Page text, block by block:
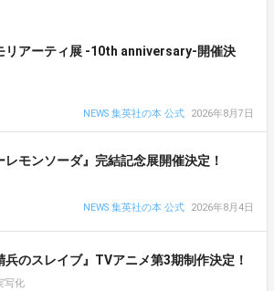
リアーティ展 -10th anniversary-開催決
NEWS 集英社の本 公式
2026年8月7日
レモンソーダ』完結記念展開催決定！
NEWS 集英社の本 公式
2026年8月4日
兵のスレイブ』TVアニメ第3期制作決定！
写化